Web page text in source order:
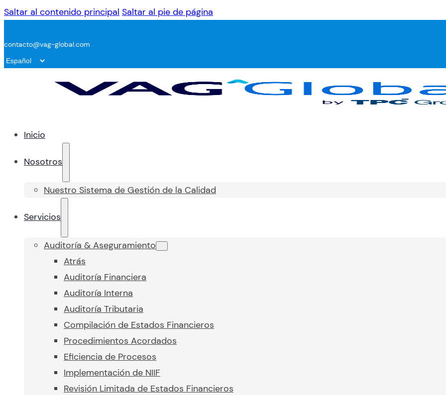
Saltar al contenido principal Saltar al pie de página
contacto@vag-global.com
Inicio
Nosotros
Nuestro Sistema de Gestión de la Calidad
Servicios
Auditoría & Aseguramiento
Atrás
Auditoría Financiera
Auditoría Interna
Auditoría Tributaria
Compilación de Estados Financieros
Procedimientos Acordados
Eficiencia de Procesos
Implementación de NIIF
Revisión Limitada de Estados Financieros